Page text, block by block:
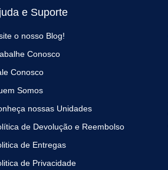
e Suporte
o nosso Blog!
Conosco
Conosco
Somos
nossas Unidades
de Devolução e Reembolso
de Entregas
de Privacidade